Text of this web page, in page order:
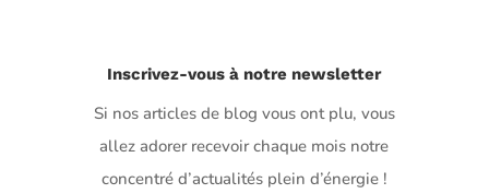
Inscrivez-vous à notre newsletter
Si nos articles de blog vous ont plu, vous
allez adorer recevoir chaque mois notre
concentré d’actualités plein d’énergie !